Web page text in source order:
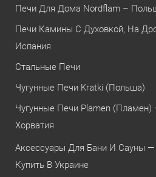
Печи Для Дома Nordflam –
Печи Камины С Духовкой, На
Испания
Стальные Печи
Чугунные Печи Kratki (Польша)
Чугунные Печи Plamen (Пламен)
Хорватия
Аксессуары Для Бани И Сауны —
Купить В Украине